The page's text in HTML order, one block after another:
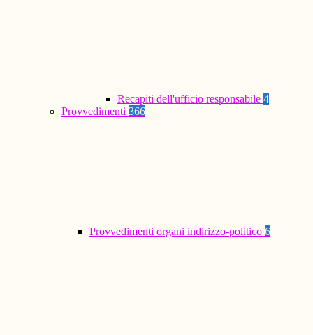
Recapiti dell'ufficio responsabile 4
Provvedimenti 366
Provvedimenti organi indirizzo-politico 6